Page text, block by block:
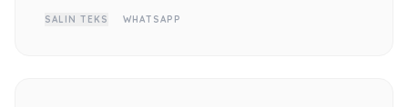
SALIN TEKS WHATSAPP